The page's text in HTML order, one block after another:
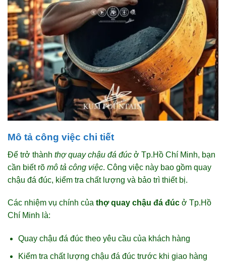
Mô tả công việc chi tiết
Để trở thành thợ quay chậu đá đúc ở Tp.Hồ Chí Minh, bạn
cần biết rõ mô tả công việc. Công việc này bao gồm quay
chậu đá đúc, kiểm tra chất lượng và bảo trì thiết bị.
Các nhiệm vụ chính của thợ quay chậu đá đúc ở Tp.Hồ
Chí Minh là:
Quay chậu đá đúc theo yêu cầu của khách hàng
Kiểm tra chất lượng chậu đá đúc trước khi giao hàng